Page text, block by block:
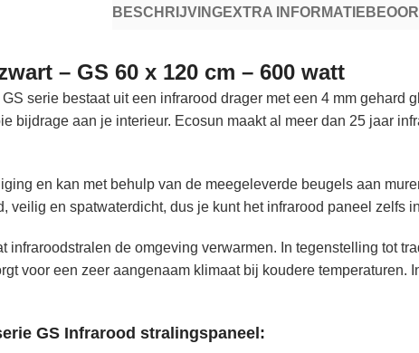
BESCHRIJVINGEXTRA INFORMATIE
– GS 60 x 120 cm – 600 watt
serie bestaat uit een infrarood drager met een 4 mm
bijdrage aan je interieur. Ecosun maakt al meer dan 25 jaar
en kan met behulp van de meegeleverde beugels aan
veilig en spatwaterdicht, dus je kunt het infrarood paneel zelfs
infraroodstralen de omgeving verwarmen. In tegenstelling tot
voor een zeer aangenaam klimaat bij koudere
GS Infrarood stralingspaneel: